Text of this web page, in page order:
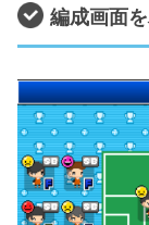
編成画面